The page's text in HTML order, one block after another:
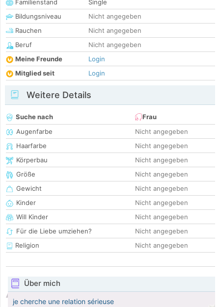
Familienstand
Single
Bildungsniveau
Nicht angegeben
Rauchen
Nicht angegeben
Beruf
Nicht angegeben
Meine Freunde
Login
Mitglied seit
Login
Weitere Details
Suche nach
Frau
Augenfarbe
Nicht angegeben
Haarfarbe
Nicht angegeben
Körperbau
Nicht angegeben
Größe
Nicht angegeben
Gewicht
Nicht angegeben
Kinder
Nicht angegeben
Will Kinder
Nicht angegeben
Für die Liebe umziehen?
Nicht angegeben
Religion
Nicht angegeben
Über mich
je cherche une relation sérieuse